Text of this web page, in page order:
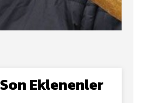
Son Eklenenler